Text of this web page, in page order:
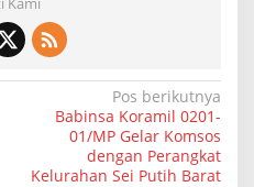
Pos berikutnya
Babinsa Koramil 0201-
01/MP Gelar Komsos
dengan Perangkat
Kelurahan Sei Putih Barat